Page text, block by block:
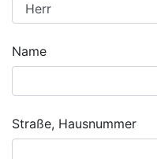
Name
Straße, Hausnummer